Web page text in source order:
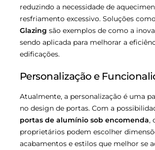
reduzindo a necessidade de
resfriamento excessivo. Soluções
Glazing são exemplos de como a
sendo aplicada para melhorar a
edificações.
Personalização e
Atualmente, a personalização é uma
no design de portas. Com a
portas de alumínio sob encomenda,
proprietários podem escolher
acabamentos e estilos que melhor se